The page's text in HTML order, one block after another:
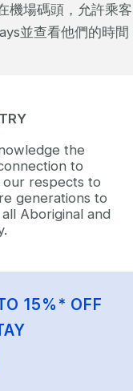
機場碼頭，允許乘客
並查看他們的時間
the
to
our respects to
generations to
Aboriginal and
15%* OFF